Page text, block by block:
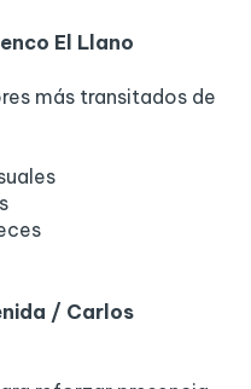
El Llano
más transitados de
/ Carlos